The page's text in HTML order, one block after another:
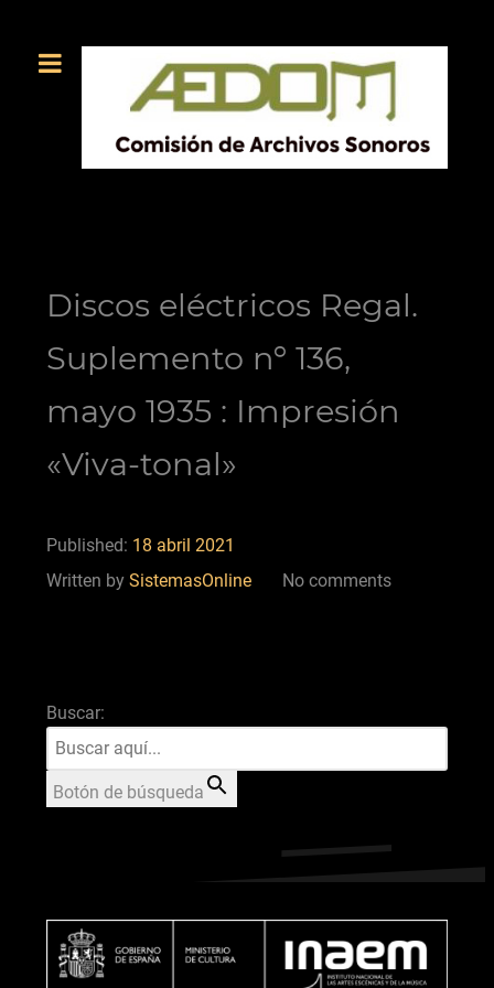
Discos eléctricos Regal.
Suplemento nº 136,
mayo 1935 : Impresión
«Viva-tonal»
Published: 18 abril 2021
Written by SistemasOnline No comments
Buscar:
Botón de búsqueda